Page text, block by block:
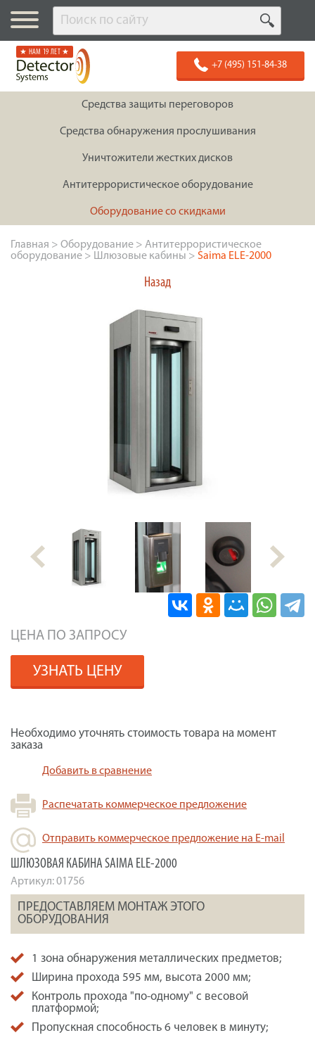
★ НАМ 19 ЛЕТ ★
+7 (495) 151-84-38
Средства защиты переговоров
Средства обнаружения прослушивания
Уничтожители жестких дисков
Антитеррористическое оборудование
Оборудование со скидками
Главная > Оборудование > Антитеррористическое
оборудование > Шлюзовые кабины > Saima ELE-2000
Назад
ЦЕНА ПО ЗАПРОСУ
УЗНАТЬ ЦЕНУ
Необходимо уточнять стоимость товара на момент
заказа
Добавить в сравнение
Распечатать коммерческое предложение
Отправить коммерческое предложение на E-mail
ШЛЮЗОВАЯ КАБИНА SAIMA ELE-2000
Артикул:01756
ПРЕДОСТАВЛЯЕМ МОНТАЖ ЭТОГО
ОБОРУДОВАНИЯ
1 зона обнаружения металлических предметов;
Ширина прохода 595 мм, высота 2000 мм;
Контроль прохода "по-одному" с весовой
платформой;
Пропускная способность 6 человек в минуту;